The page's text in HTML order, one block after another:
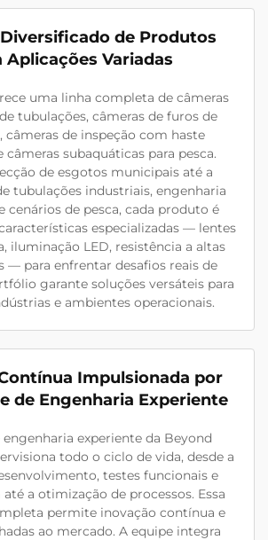
de Produtos
Aplicações Variadas
uma linha completa de câmeras
tubulações, câmeras de furos de
câmeras de inspeção com haste
câmeras subaquáticas para pesca.
de esgotos municipais até a
tubulações industriais, engenharia
cenários de pesca, cada produto é
especializadas — lentes
iluminação LED, resistência a altas
— para enfrentar desafios reais de
garante soluções versáteis para
e ambientes operacionais.
Impulsionada por
de Engenharia Experiente
engenharia experiente da Beyond
todo o ciclo de vida, desde a
testes funcionais e
a otimização de processos. Essa
permite inovação contínua e
ao mercado. A equipe integra